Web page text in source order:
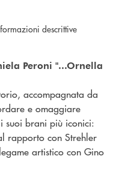
descrittive
Peroni "...Ornella
accompagnata da
e omaggiare
suoi brani più iconici:
rapporto con Strehler
artistico con Gino